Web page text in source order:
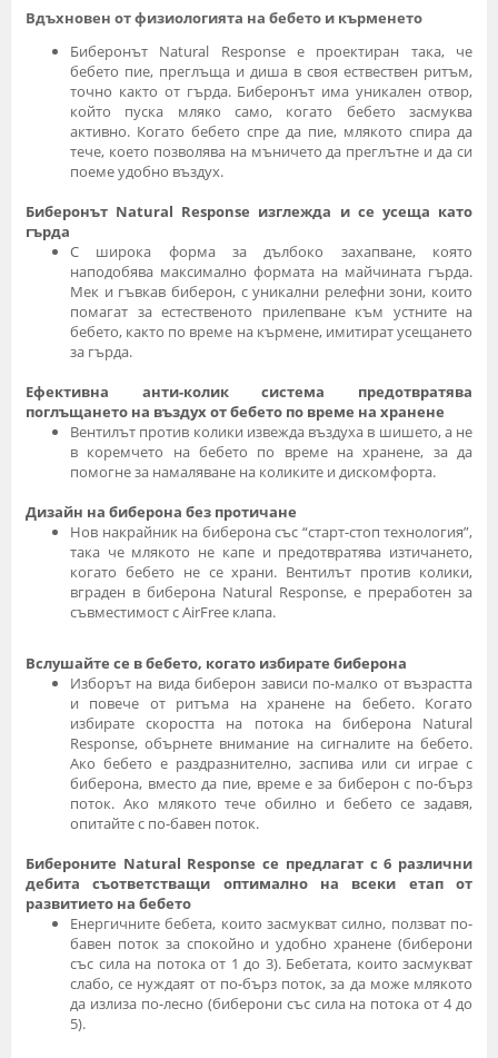
Вдъхновен от физиологията на бебето и кърменето
Биберонът Natural Response е проектиран така, че
бебето пие, преглъща и диша в своя ествествен ритъм,
точно както от гърда. Биберонът има уникален отвор,
който пуска мляко само, когато бебето засмуква
активно. Когато бебето спре да пие, млякото спира да
тече, което позволява на мъничето да преглътне и да си
поеме удобно въздух.
Биберонът Natural Response изглежда и се усеща като
гърда
С широка форма за дълбоко захапване, която
наподобява максимално формата на майчината гърда.
Мек и гъвкав биберон, с уникални релефни зони, които
помагат за естественото прилепване към устните на
бебето, както по време на кърмене, имитират усещането
за гърда.
Ефективна анти-колик система предотвратява
поглъщането на въздух от бебето по време на хранене
Вентилът против колики извежда въздуха в шишето, а не
в коремчето на бебето по време на хранене, за да
помогне за намаляване на коликите и дискомфорта.
Дизайн на биберона без протичане
Нов накрайник на биберона със “старт-стоп технология”,
така че млякото не капе и предотвратява изтичането,
когато бебето не се храни. Вентилът против колики,
вграден в биберона Natural Response, е преработен за
съвместимост с AirFree клапа.
Вслушайте се в бебето, когато избирате биберона
Изборът на вида биберон зависи по-малко от възрастта
и повече от ритъма на хранене на бебето. Когато
избирате скоростта на потока на биберона Natural
Response, обърнете внимание на сигналите на бебето.
Ако бебето е раздразнително, заспива или си играе с
биберона, вместо да пие, време е за биберон с по-бърз
поток. Ако млякото тече обилно и бебето се задавя,
опитайте с по-бавен поток.
Бибероните Natural Response се предлагат с 6 различни
дебита съответстващи оптимално на всеки етап от
развитието на бебето
Енергичните бебета, които засмукват силно, ползват по-
бавен поток за спокойно и удобно хранене (биберони
със сила на потока от 1 до 3). Бебетата, които засмукват
слабо, се нуждаят от по-бърз поток, за да може млякото
да излиза по-лесно (биберони със сила на потока от 4 до
5).